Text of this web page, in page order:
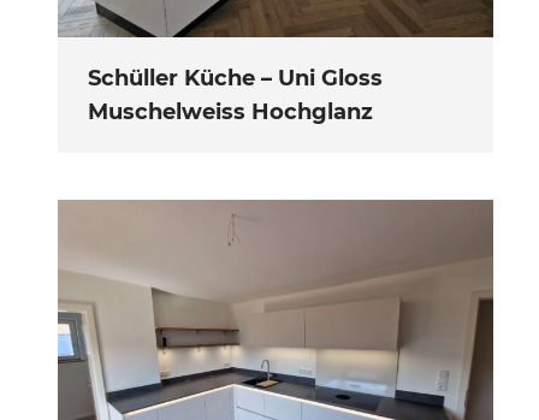
Schüller Küche – Uni Gloss
Muschelweiss Hochglanz